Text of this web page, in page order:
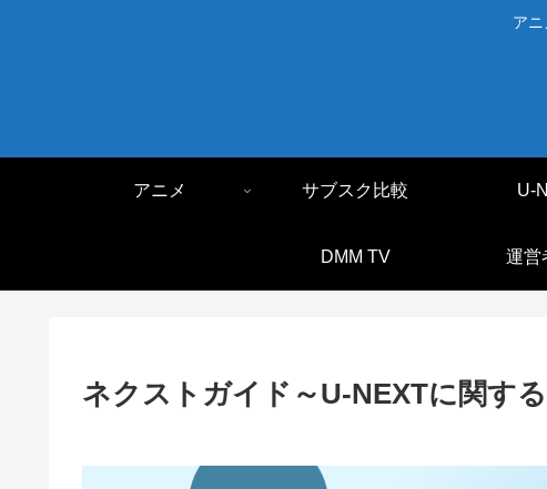
ア
アニメ サブスク比較 U-
DMM TV 運営
ネクストガイド～U-NEXTに関す